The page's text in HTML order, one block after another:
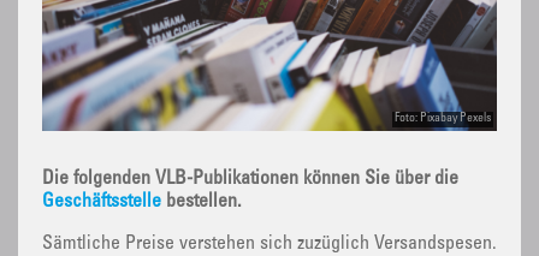
Foto: Pixabay Pexels
Die folgenden VLB-Publikationen können Sie über die
Geschäftsstelle bestellen.
Sämtliche Preise verstehen sich zuzüglich Versandspesen.